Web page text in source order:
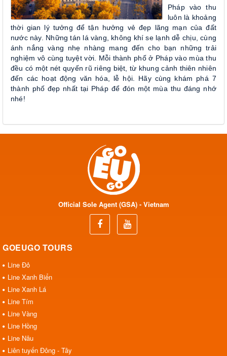
Pháp vào thu
luôn là khoảng
thời gian lý tưởng để tận hưởng vẻ đẹp lãng mạn của đất
nước này. Những tán lá vàng, không khí se lạnh dễ chịu, cùng
ánh nắng vàng nhẹ nhàng mang đến cho bạn những trải
nghiệm vô cùng tuyệt vời. Mỗi thành phố ở Pháp vào mùa thu
đều có một nét quyến rũ riêng biệt, từ khung cảnh thiên nhiên
đến các hoạt động văn hóa, lễ hội. Hãy cùng khám phá 7
thành phố đẹp nhất tại Pháp để đón một mùa thu đáng nhớ
nhé!
Official Sole Agent (GSA) - Vietnam
GOEUGO TOURS
Line Đỏ
Line Xanh Biển
Line Xanh Lá
Line Tím
Line Vàng
Line Hồng
Line Nâu
Liên tuyến Đông - Tây